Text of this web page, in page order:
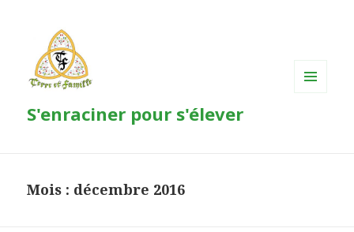
S'enraciner pour s'élever
Mois : décembre 2016